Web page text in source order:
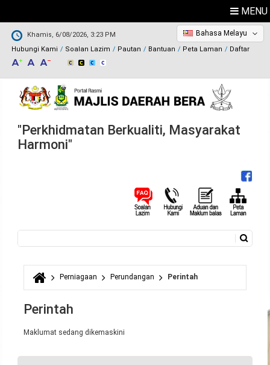
MENU
Khamis, 6/08/2026, 3:23 PM
Hubungi Kami
Soalan Lazim Pautan Bantuan Peta Laman Daftar
Bahasa Melayu
"Perkhidmatan Berkualiti, Masyarakat
Harmoni"
Borang carian
Anda di sini
Perniagaan Perundangan Perintah
Perintah
Maklumat sedang dikemaskini